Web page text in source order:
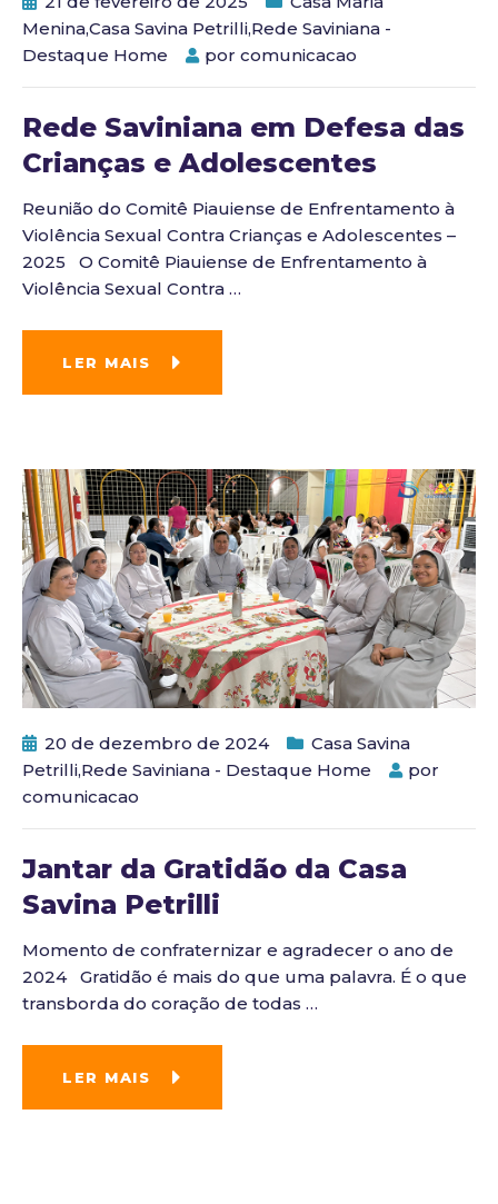
Menina,Casa Savina Petrilli,Rede Saviniana -
Destaque Home
por comunicacao
Rede Saviniana em Defesa das
Crianças e Adolescentes
Reunião do Comitê Piauiense de Enfrentamento à
Violência Sexual Contra Crianças e Adolescentes –
2025 O Comitê Piauiense de Enfrentamento à
Violência Sexual Contra …
LER MAIS
20 de dezembro de 2024
Casa Savina
Petrilli,Rede Saviniana - Destaque Home
por
comunicacao
Jantar da Gratidão da Casa
Savina Petrilli
Momento de confraternizar e agradecer o ano de
2024 Gratidão é mais do que uma palavra. É o que
transborda do coração de todas …
LER MAIS